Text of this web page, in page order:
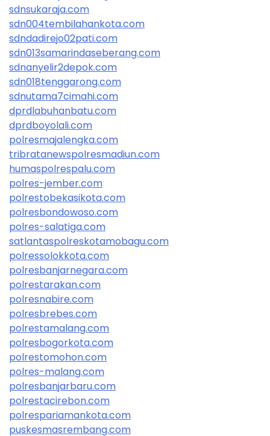
sdnsukaraja.com
sdn004tembilahankota.com
sdndadirejo02pati.com
sdn013samarindaseberang.com
sdnanyelir2depok.com
sdn018tenggarong.com
sdnutama7cimahi.com
dprdlabuhanbatu.com
dprdboyolali.com
polresmajalengka.com
tribratanewspolresmadiun.com
humaspolrespalu.com
polres-jember.com
polrestobekasikota.com
polresbondowoso.com
polres-salatiga.com
satlantaspolreskotamobagu.com
polressolokkota.com
polresbanjarnegara.com
polrestarakan.com
polresnabire.com
polresbrebes.com
polrestamalang.com
polresbogorkota.com
polrestomohon.com
polres-malang.com
polresbanjarbaru.com
polrestacirebon.com
polrespariamankota.com
puskesmasrembang.com